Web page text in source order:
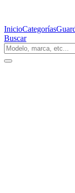
InicioCategorías
Buscar